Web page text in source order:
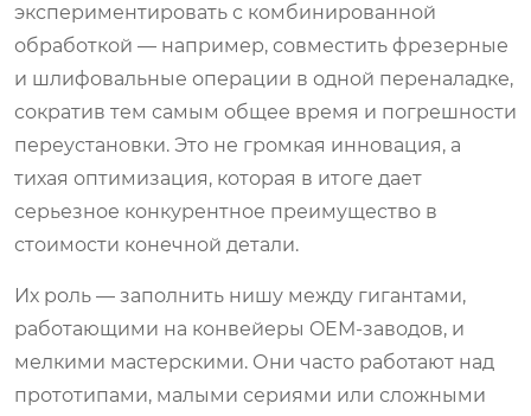
экспериментировать с комбинированной
обработкой — например, совместить фрезерные
и шлифовальные операции в одной переналадке,
сократив тем самым общее время и погрешности
переустановки. Это не громкая инновация, а
тихая оптимизация, которая в итоге дает
серьезное конкурентное преимущество в
стоимости конечной детали.
Их роль — заполнить нишу между гигантами,
работающими на конвейеры OEM-заводов, и
мелкими мастерскими. Они часто работают над
прототипами, малыми сериями или сложными